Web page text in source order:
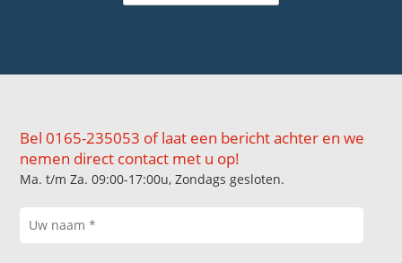
Bel 0165-235053 of laat een bericht achter en we
nemen direct contact met u op!
Ma. t/m Za. 09:00-17:00u, Zondags gesloten.